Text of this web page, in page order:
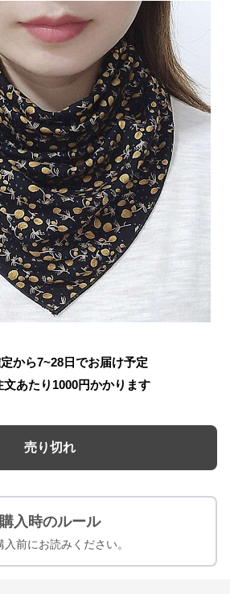
から7~28日でお届け予定
あたり 1000円かかります
売り切れ
購入時のルール
入前にお読みください。